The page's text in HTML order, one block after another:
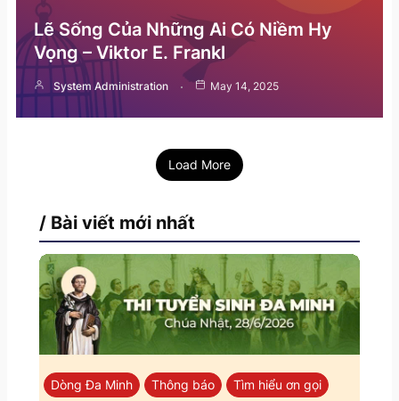
Lẽ Sống Của Những Ai Có Niềm Hy
Vọng – Viktor E. Frankl
System Administration May 14, 2025
Load More
/ Bài viết mới nhất
Dòng Đa Minh Thông báo Tìm hiểu ơn gọi